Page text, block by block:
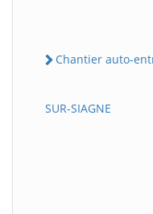
Chantier auto-
SUR-SIAGNE